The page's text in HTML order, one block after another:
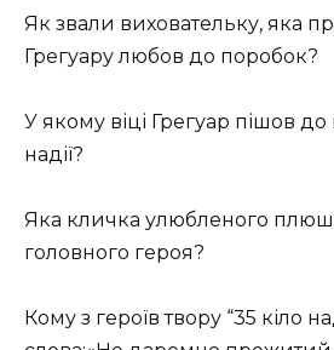
Як звали виховательку, яка
Грегуару любов до поробок?
У якому віці Грегуар пішов
надії?
Яка кличка улюбленого
головного героя?
Кому з героїв твору “35 кіло